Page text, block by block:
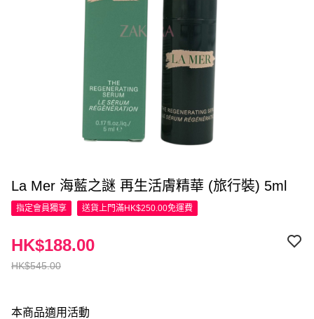
La Mer 海藍之謎 再生活膚精華 (旅行裝) 5ml
指定會員獨享 送貨上門滿HK$250.00免運費
HK$545.00
HK$188.00
本商品適用活動